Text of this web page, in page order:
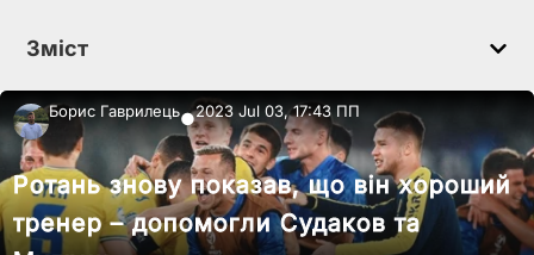
Зміст
Борис Гаврилець●2023 Jul 03, 17:43 ПП
Ротань знову показав, що він хороший
тренер – допомогли Судаков та